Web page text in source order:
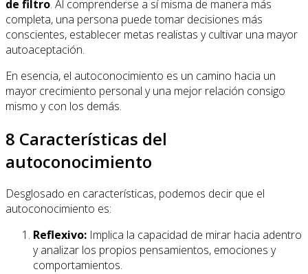
de filtro. Al comprenderse a sí misma de manera más
completa, una persona puede tomar decisiones más
conscientes, establecer metas realistas y cultivar una mayor
autoaceptación.
En esencia, el autoconocimiento es un camino hacia un
mayor crecimiento personal y una mejor relación consigo
mismo y con los demás.
8 Características del
autoconocimiento
Desglosado en características, podemos decir que el
autoconocimiento es:
Reflexivo: Implica la capacidad de mirar hacia adentro
y analizar los propios pensamientos, emociones y
comportamientos.